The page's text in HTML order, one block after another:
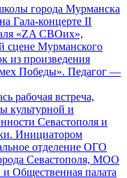
города Мурманска
Гала-концерте II
«ZA СВОих»,
сцене Мурманского
из произведения
Победы». Педагог —
рабочая встреча,
культурной и
Севастополя и
Инициатором
отделение ОГО
Севастополя, МОО
Общественная палата